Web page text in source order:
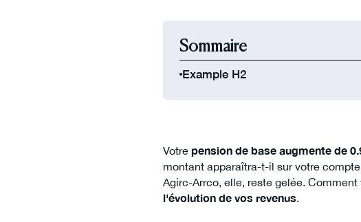
Sommaire
Example H2
Votrepension de base augmente de
montant apparaîtra-t-il sur votre
Agirc-Arrco, elle, reste gelée.
l'évolution de vos revenus.